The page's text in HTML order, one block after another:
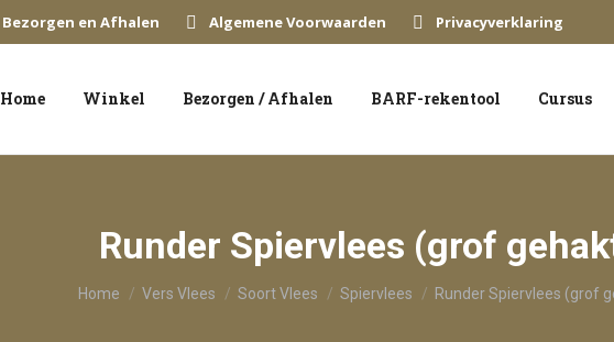
Bezorgen en Afhalen Algemene Voorwaarden Privacyverklaring
Home Winkel Bezorgen / Afhalen BARF-rekentool Cursus
Runder Spiervlees (grof
Je bent hier:
Home Vers Vlees Soort Vlees Spiervlees Runder Spiervlees (grof